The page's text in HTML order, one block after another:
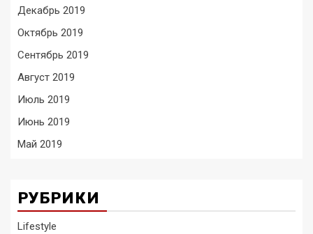
Декабрь 2019
Октябрь 2019
Сентябрь 2019
Август 2019
Июль 2019
Июнь 2019
Май 2019
РУБРИКИ
Lifestyle